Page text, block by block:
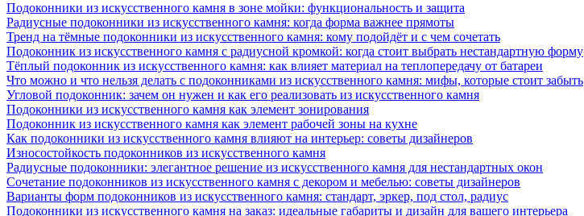
Подоконники из искусственного камня в зоне мойки: функциональность и защита
Радиусные подоконники из искусственного камня: когда форма важнее прямоты
Тренд на тёмные подоконники из искусственного камня: кому подойдёт и с чем сочетать
Подоконник из искусственного камня с радиусной кромкой: когда стоит выбрать нестандартную форму
Тёплый подоконник из искусственного камня: как влияет материал на теплопередачу от батареи
Что можно и что нельзя делать с подоконниками из искусственного камня: мифы, которые стоит забыть
Угловой подоконник: зачем он нужен и как его реализовать из искусственного камня
Подоконники из искусственного камня как элемент зонирования
Подоконник из искусственного камня как элемент рабочей зоны на кухне
Как подоконники из искусственного камня влияют на интерьер: советы дизайнеров
Износостойкость подоконников из искусственного камня
Радиусные подоконники: элегантное решение из искусственного камня для нестандартных окон
Сочетание подоконников из искусственного камня с декором и мебелью: советы дизайнеров
Варианты форм подоконников из искусственного камня: стандарт, эркер, под стол, радиус
Подоконники из искусственного камня на заказ: идеальные габариты и дизайн для вашего интерьера